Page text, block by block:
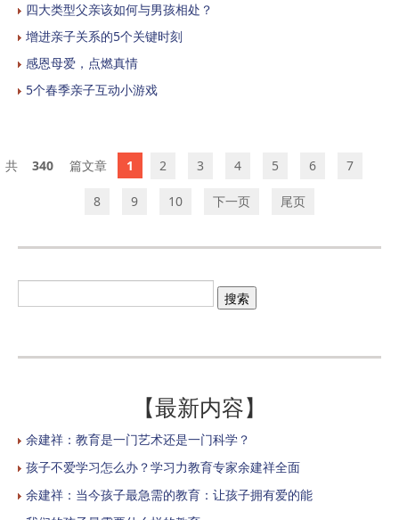
四大类型父亲该如何与男孩相处？
增进亲子关系的5个关键时刻
感恩母爱，点燃真情
5个春季亲子互动小游戏
340 1 2 3 4 5 6 7
8 9 10 下一页 尾页
【最新内容】
余建祥：教育是一门艺术还是一门科学？
孩子不爱学习怎么办？学习力教育专家余建祥全面
余建祥：当今孩子最急需的教育：让孩子拥有爱的能